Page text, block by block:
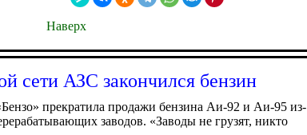
Наверх
сети АЗС закончился бензин
прекратила продажи бензина Аи-92 и Аи-95 из-
заводов. «Заводы не грузят, никто